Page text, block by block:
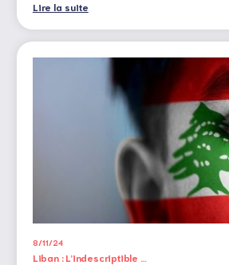
Lire la suite
8/11/24
Liban : L’indescriptible …